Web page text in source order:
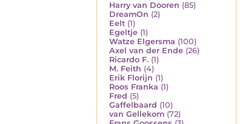
Harry van Dooren (85)
DreamOn (2)
Eelt (1)
Egeltje (1)
Watze Elgersma (100)
Axel van der Ende (26)
Ricardo F. (1)
M. Feith (4)
Erik Florijn (1)
Roos Franka (1)
Fred (5)
Gaffelbaard (10)
van Gellekom (72)